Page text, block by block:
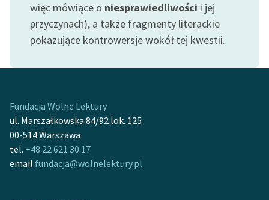
Feministyczne inspiracje.
Popularyzacja
skandynawskiej literatury
Kolekcje edukacyjne
twórców przechodzących
do domeny publicznej,
lektur szkolnych oraz
Starego Testamentu
więc mówiące o niesprawiedliwości i jej
przyczynach), a także fragmenty literackie
pokazujące kontrowersje wokół tej kwestii.
Fundacja Wolne Lektury
ul. Marszałkowska 84/92 lok. 125
00-514 Warszawa
tel. +48 22 621 30 17
email fundacja@wolnelektury.pl